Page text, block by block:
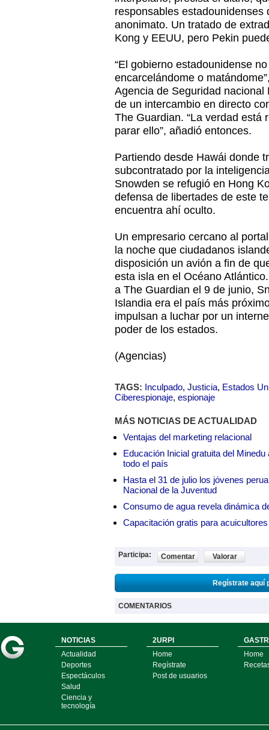
responsables estadounidenses
anonimato. Un tratado de
Kong y EEUU, pero Pekin
“El gobierno estadounidense
encarcelándome o
Agencia de Seguridad
de un intercambio en directo
The Guardian. “La verdad está
parar ello”, añadió entonces.
Partiendo desde Hawái donde
subcontratado por la
Snowden se refugió en Hong
defensa de libertades de este
encuentra ahí oculto.
Un empresario cercano al
la noche que ciudadanos
disposición un avión a fin de
esta isla en el Océano
a The Guardian el 9 de junio,
Islandia era el país más
impulsan a luchar por un
poder de los estados.
(Agencias)
TAGS: Inculpado, Justicia, Estados
Ciberespionaje, espionaje
MÁS NOTICIAS DE ACTUALIDAD
Ventajas del marketing relacional
Educación Inicial gratuita del
todo el país
Hasta el 31 de julio los jóvenes
Nacional de la Juventud
Consumo de agua revela dinámica
Capacitación gratis para
Participa: Comentar Valorar
Regístrate aquí
COMENTARIOS
NOTICIAS
Actualidad
Deportes
Espectáculos
Salud
Ciencia y
tecnología
2URPI
Home
Regístrate
Post de usuarios
Home